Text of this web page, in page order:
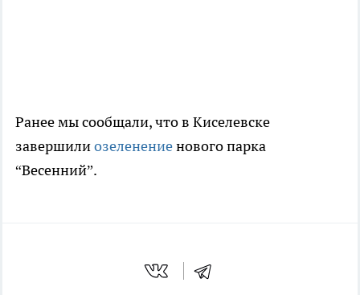
Ранее мы сообщали, что в Киселевске
завершилиозеленениенового парка
“Весенний”.